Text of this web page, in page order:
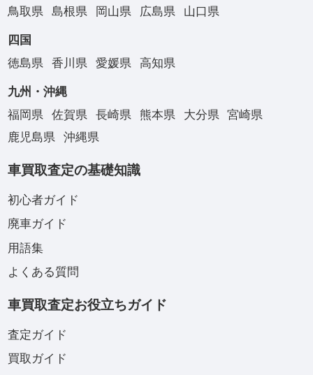
鳥取県
島根県 岡山県 広島県 山口県
四国
徳島県
香川県 愛媛県 高知県
九州・沖縄
福岡県
佐賀県 長崎県 熊本県 大分県
宮崎県
鹿児島県
沖縄県
車買取査定の基礎知識
初心者ガイド
廃車ガイド
用語集
よくある質問
車買取査定お役立ちガイド
査定ガイド
買取ガイド